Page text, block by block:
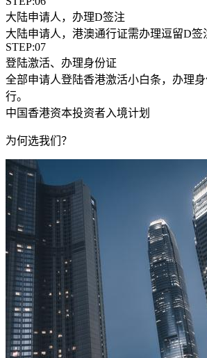
大陆申请人，办理D签注
大陆申请人，港澳通行证需办理逗留D签
STEP:07
登陆激活、办理身份证
全部申请人登陆香港激活小白条，办理
行。
中国香港资本投资者入境计划
为何选我们？